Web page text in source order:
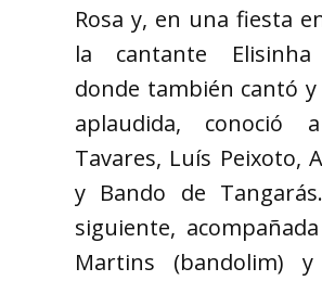
Rosa y, en una fiesta
la cantante Elisinha
donde también cantó
aplaudida, conoció
Tavares, Luís Peixoto,
y Bando de
siguiente,
Martins (bandolim) y